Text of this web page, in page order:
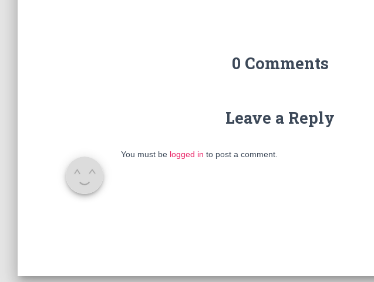
0 Comments
Leave a Reply
You must be logged in to post a comment.